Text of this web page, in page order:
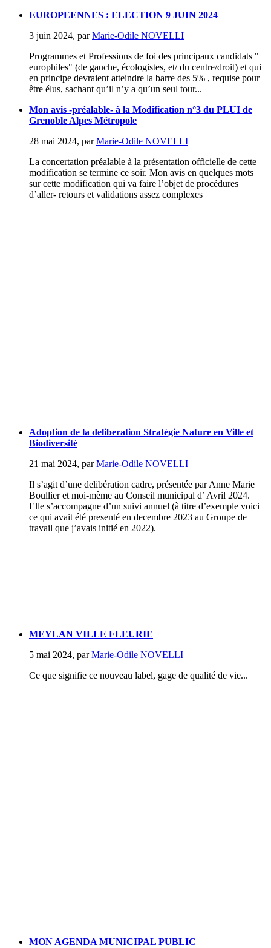
EUROPEENNES : ELECTION 9 JUIN 2024
3 juin 2024, parMarie-Odile NOVELLI
Programmes et Professions de foi des principaux candidats "
europhiles" (de gauche, écologistes, et/ du centre/droit) et qui
en principe devraient atteindre la barre des 5% , requise pour
être élus, sachant qu’il n’y a qu’un seul tour...
Mon avis -préalable- à la Modification n°3 du PLUI de
Grenoble Alpes Métropole
28 mai 2024, parMarie-Odile NOVELLI
La concertation préalable à la présentation officielle de cette
modification se termine ce soir. Mon avis en quelques mots
sur cette modification qui va faire l’objet de procédures
d’aller- retours et validations assez complexes
Adoption de la deliberation Stratégie Nature en Ville et
Biodiversité
21 mai 2024, parMarie-Odile NOVELLI
Il s’agit d’une delibération cadre, présentée par Anne Marie
Boullier et moi-mème au Conseil municipal d’ Avril 2024.
Elle s’accompagne d’un suivi annuel (à titre d’exemple voici
ce qui avait été presenté en decembre 2023 au Groupe de
travail que j’avais initié en 2022).
MEYLAN VILLE FLEURIE
5 mai 2024, parMarie-Odile NOVELLI
Ce que signifie ce nouveau label, gage de qualité de vie...
MON AGENDA MUNICIPAL PUBLIC